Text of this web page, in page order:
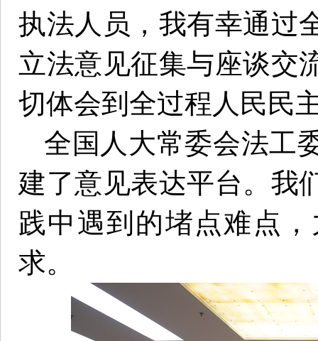
执法人员，我有幸通过
立法意见征集与座谈交
切体会到全过程人民民
全国人大常委会法工
建了意见表达平台。我
践中遇到的堵点难点
求。